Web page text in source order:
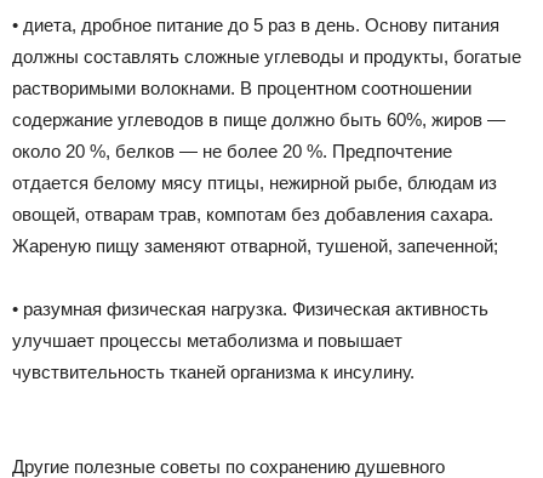
• диета, дробное питание до 5 раз в день. Основу питания
должны составлять сложные углеводы и продукты, богатые
растворимыми волокнами. В процентном соотношении
содержание углеводов в пище должно быть 60%, жиров —
около 20 %, белков — не более 20 %. Предпочтение
отдается белому мясу птицы, нежирной рыбе, блюдам из
овощей, отварам трав, компотам без добавления сахара.
Жареную пищу заменяют отварной, тушеной, запеченной;
• разумная физическая нагрузка. Физическая активность
улучшает процессы метаболизма и повышает
чувствительность тканей организма к инсулину.
Другие полезные советы по сохранению душевного